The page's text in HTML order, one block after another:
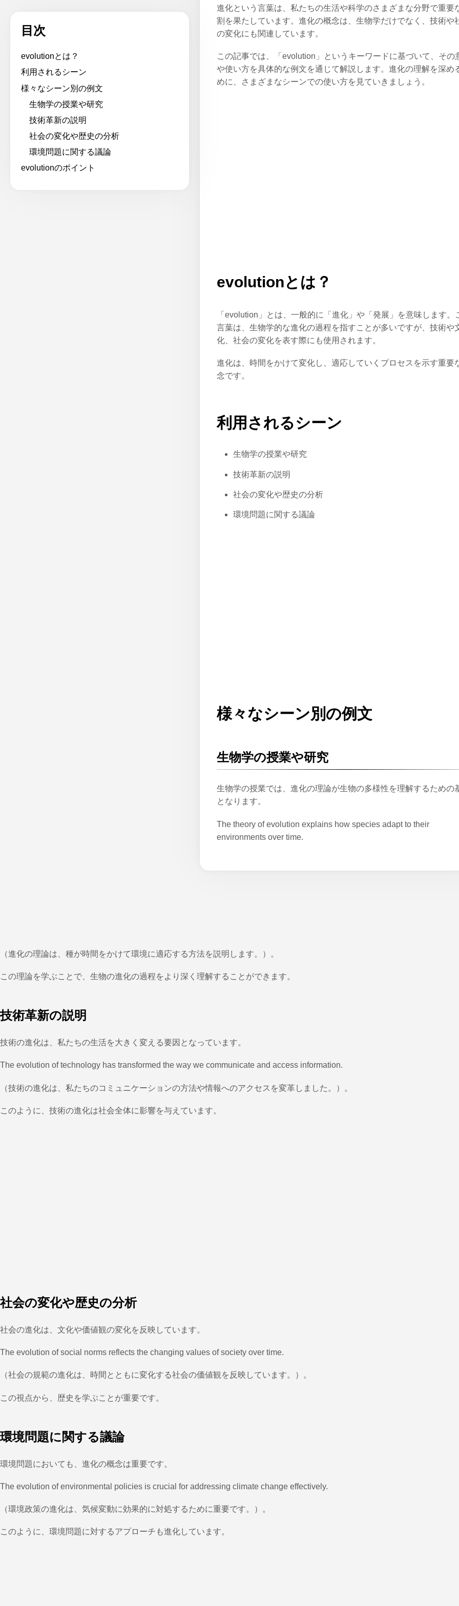
目次
evolutionとは？
利用されるシーン
様々なシーン別の例文
生物学の授業や研究
技術革新の説明
社会の変化や歴史の分析
環境問題に関する議論
evolutionのポイント
進化という言葉は、私たちの生活や科学のさまざまな分野で重要
割を果たしています。進化の概念は、生物学だけでなく、技術や
の変化にも関連しています。
この記事では、「evolution」というキーワードに基づいて、その
や使い方を具体的な例文を通じて解説します。進化の理解を深め
めに、さまざまなシーンでの使い方を見ていきましょう。
evolutionとは？
「evolution」とは、一般的に「進化」や「発展」を意味します。
言葉は、生物学的な進化の過程を指すことが多いですが、技術や
化、社会の変化を表す際にも使用されます。
進化は、時間をかけて変化し、適応していくプロセスを示す重要
念です。
利用されるシーン
生物学の授業や研究
技術革新の説明
社会の変化や歴史の分析
環境問題に関する議論
様々なシーン別の例文
生物学の授業や研究
生物学の授業では、進化の理論が生物の多様性を理解するための
となります。
The theory of evolution explains how species adapt to their
environments over time.
（進化の理論は、種が時間をかけて環境に適応する方法を説明します。）。
この理論を学ぶことで、生物の進化の過程をより深く理解することができます。
技術革新の説明
技術の進化は、私たちの生活を大きく変える要因となっています。
The evolution of technology has transformed the way we communicate and access information.
（技術の進化は、私たちのコミュニケーションの方法や情報へのアクセスを変革しました。）。
このように、技術の進化は社会全体に影響を与えています。
社会の変化や歴史の分析
社会の進化は、文化や価値観の変化を反映しています。
The evolution of social norms reflects the changing values of society over time.
（社会の規範の進化は、時間とともに変化する社会の価値観を反映しています。）。
この視点から、歴史を学ぶことが重要です。
環境問題に関する議論
環境問題においても、進化の概念は重要です。
The evolution of environmental policies is crucial for addressing climate change effectively.
（環境政策の進化は、気候変動に効果的に対処するために重要です。）。
このように、環境問題に対するアプローチも進化しています。